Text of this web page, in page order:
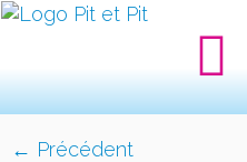
← Précédent